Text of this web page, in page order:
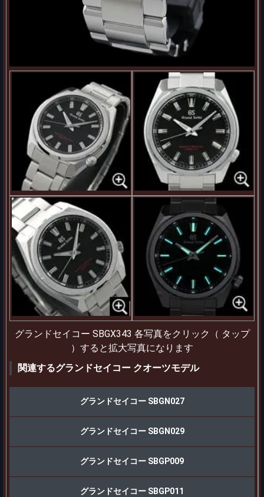
グランドセイコー SBGX343 各写真をクリック（ タップ
）すると拡大写真になります
関連するグランドセイコー クオーツモデル
グランドセイコー SBGN027
グランドセイコー SBGN029
グランドセイコー SBGP009
グランドセイコー SBGP011